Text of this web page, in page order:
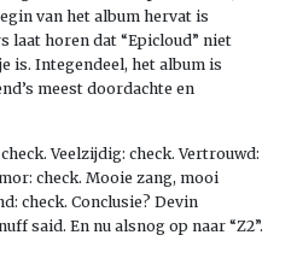
van het album hervat is
laat horen dat “Epicloud” niet
is. Integendeel, het album is
meest doordachte en
Veelzijdig: check. Vertrouwd:
check. Mooie zang, mooi
check. Conclusie? Devin
said. En nu alsnog op naar “Z2”.